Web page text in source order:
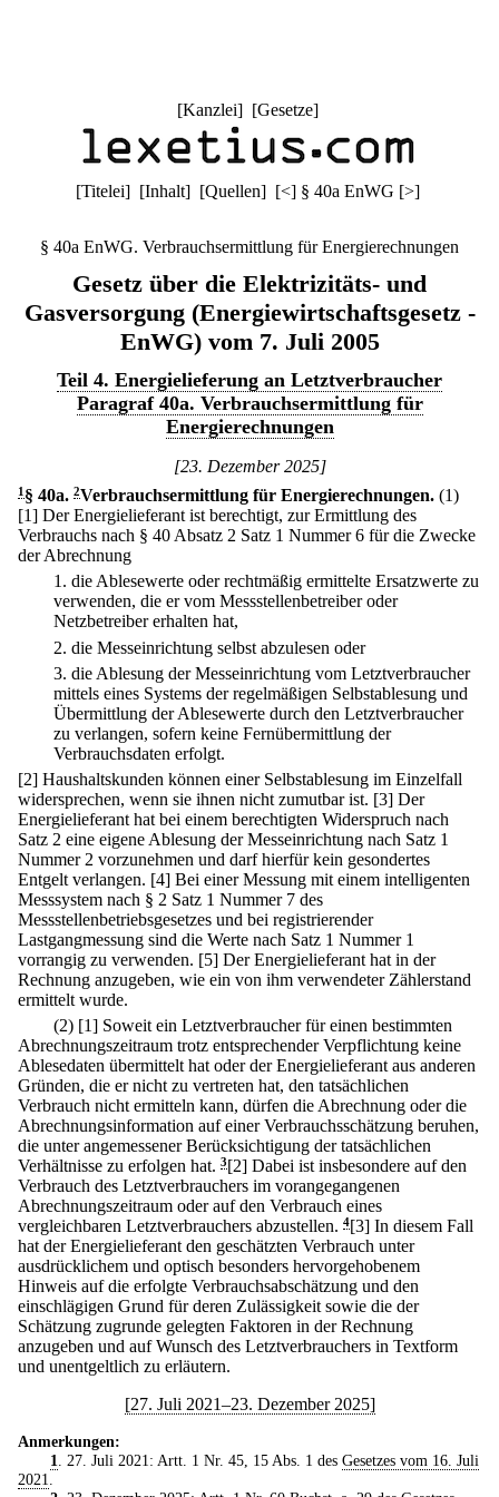
[Kanzlei] [Gesetze]
[Titelei] [Inhalt] [Quellen] [<] § 40a EnWG [>]
§ 40a EnWG. Verbrauchsermittlung für Energierechnungen
Gesetz über die Elektrizitäts- und
Gasversorgung (Energiewirtschaftsgesetz -
EnWG) vom 7. Juli 2005
Teil 4. Energielieferung an Letztverbraucher
Paragraf 40a. Verbrauchsermittlung für
Energierechnungen
[23. Dezember 2025]
1 § 40a. 2Verbrauchsermittlung für Energierechnungen. (1)
[1] Der Energielieferant ist berechtigt, zur Ermittlung des
Verbrauchs nach § 40 Absatz 2 Satz 1 Nummer 6 für die Zwecke
der Abrechnung
1. die Ablesewerte oder rechtmäßig ermittelte Ersatzwerte zu
verwenden, die er vom Messstellenbetreiber oder
Netzbetreiber erhalten hat,
2. die Messeinrichtung selbst abzulesen oder
3. die Ablesung der Messeinrichtung vom Letztverbraucher
mittels eines Systems der regelmäßigen Selbstablesung und
Übermittlung der Ablesewerte durch den Letztverbraucher
zu verlangen, sofern keine Fernübermittlung der
Verbrauchsdaten erfolgt.
[2] Haushaltskunden können einer Selbstablesung im Einzelfall
widersprechen, wenn sie ihnen nicht zumutbar ist. [3] Der
Energielieferant hat bei einem berechtigten Widerspruch nach
Satz 2 eine eigene Ablesung der Messeinrichtung nach Satz 1
Nummer 2 vorzunehmen und darf hierfür kein gesondertes
Entgelt verlangen. [4] Bei einer Messung mit einem intelligenten
Messsystem nach § 2 Satz 1 Nummer 7 des
Messstellenbetriebsgesetzes und bei registrierender
Lastgangmessung sind die Werte nach Satz 1 Nummer 1
vorrangig zu verwenden. [5] Der Energielieferant hat in der
Rechnung anzugeben, wie ein von ihm verwendeter Zählerstand
ermittelt wurde.
(2) [1] Soweit ein Letztverbraucher für einen bestimmten
Abrechnungszeitraum trotz entsprechender Verpflichtung keine
Ablesedaten übermittelt hat oder der Energielieferant aus anderen
Gründen, die er nicht zu vertreten hat, den tatsächlichen
Verbrauch nicht ermitteln kann, dürfen die Abrechnung oder die
Abrechnungsinformation auf einer Verbrauchsschätzung beruhen,
die unter angemessener Berücksichtigung der tatsächlichen
Verhältnisse zu erfolgen hat. 3[2] Dabei ist insbesondere auf den
Verbrauch des Letztverbrauchers im vorangegangenen
Abrechnungszeitraum oder auf den Verbrauch eines
vergleichbaren Letztverbrauchers abzustellen. 4[3] In diesem Fall
hat der Energielieferant den geschätzten Verbrauch unter
ausdrücklichem und optisch besonders hervorgehobenem
Hinweis auf die erfolgte Verbrauchsabschätzung und den
einschlägigen Grund für deren Zulässigkeit sowie die der
Schätzung zugrunde gelegten Faktoren in der Rechnung
anzugeben und auf Wunsch des Letztverbrauchers in Textform
und unentgeltlich zu erläutern.
[27. Juli 2021–23. Dezember 2025]
Anmerkungen:
1. 27. Juli 2021: Artt. 1 Nr. 45, 15 Abs. 1 des Gesetzes vom 16. Juli
2021.